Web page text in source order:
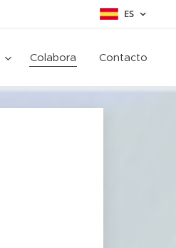
ES
Colabora Contacto